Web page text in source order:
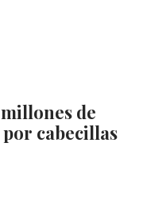
de
cabecillas